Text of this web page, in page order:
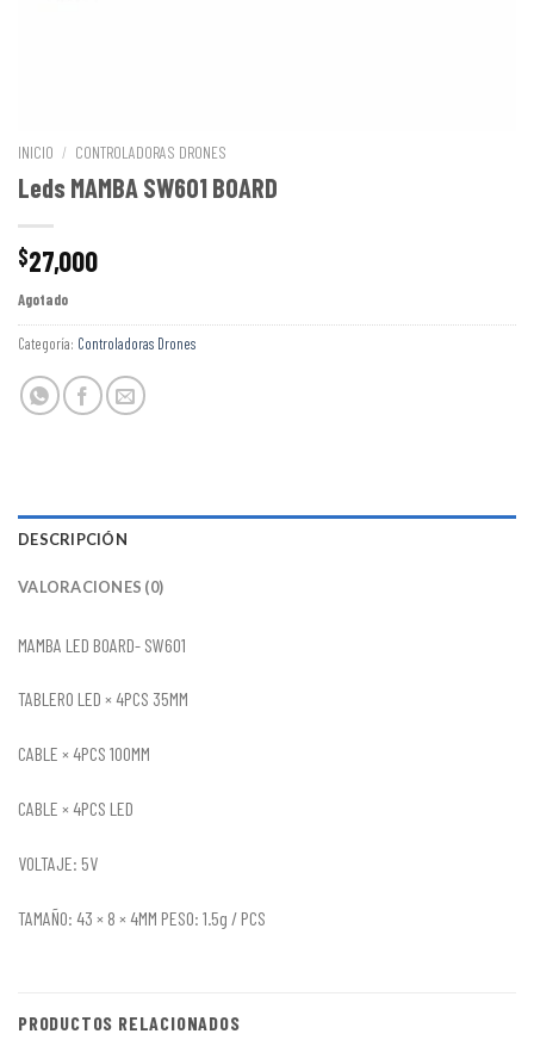
INICIO / CONTROLADORAS DRONES
Leds MAMBA SW601 BOARD
$27,000
Agotado
Categoría: Controladoras Drones
DESCRIPCIÓN
VALORACIONES (0)
MAMBA LED BOARD- SW601
TABLERO LED × 4PCS 35MM
CABLE × 4PCS 100MM
CABLE × 4PCS LED
VOLTAJE: 5V
TAMAÑO: 43 × 8 × 4MM PESO: 1.5g / PCS
PRODUCTOS RELACIONADOS